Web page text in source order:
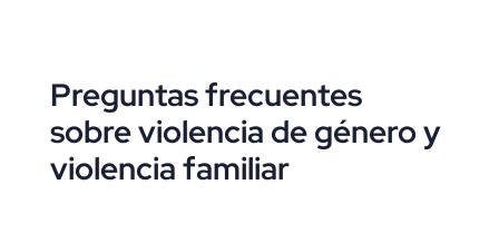
Preguntas frecuentes
sobre violencia de género y
violencia familiar